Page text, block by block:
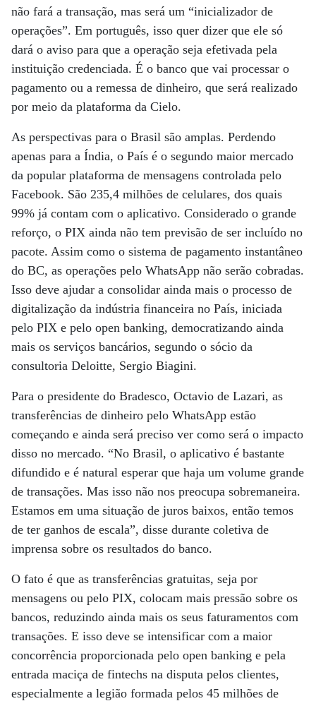
não fará a transação, mas será um “inicializador de
operações”. Em português, isso quer dizer que ele só
dará o aviso para que a operação seja efetivada pela
instituição credenciada. É o banco que vai processar o
pagamento ou a remessa de dinheiro, que será realizado
por meio da plataforma da Cielo.
As perspectivas para o Brasil são amplas. Perdendo
apenas para a Índia, o País é o segundo maior mercado
da popular plataforma de mensagens controlada pelo
Facebook. São 235,4 milhões de celulares, dos quais
99% já contam com o aplicativo. Considerado o grande
reforço, o PIX ainda não tem previsão de ser incluído no
pacote. Assim como o sistema de pagamento instantâneo
do BC, as operações pelo WhatsApp não serão cobradas.
Isso deve ajudar a consolidar ainda mais o processo de
digitalização da indústria financeira no País, iniciada
pelo PIX e pelo open banking, democratizando ainda
mais os serviços bancários, segundo o sócio da
consultoria Deloitte, Sergio Biagini.
Para o presidente do Bradesco, Octavio de Lazari, as
transferências de dinheiro pelo WhatsApp estão
começando e ainda será preciso ver como será o impacto
disso no mercado. “No Brasil, o aplicativo é bastante
difundido e é natural esperar que haja um volume grande
de transações. Mas isso não nos preocupa sobremaneira.
Estamos em uma situação de juros baixos, então temos
de ter ganhos de escala”, disse durante coletiva de
imprensa sobre os resultados do banco.
O fato é que as transferências gratuitas, seja por
mensagens ou pelo PIX, colocam mais pressão sobre os
bancos, reduzindo ainda mais os seus faturamentos com
transações. E isso deve se intensificar com a maior
concorrência proporcionada pelo open banking e pela
entrada maciça de fintechs na disputa pelos clientes,
especialmente a legião formada pelos 45 milhões de